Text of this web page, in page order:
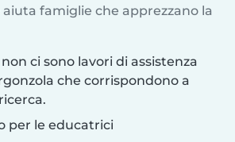
famiglie che apprezzano la
ci sono lavori di assistenza
che corrispondono a
per le educatrici